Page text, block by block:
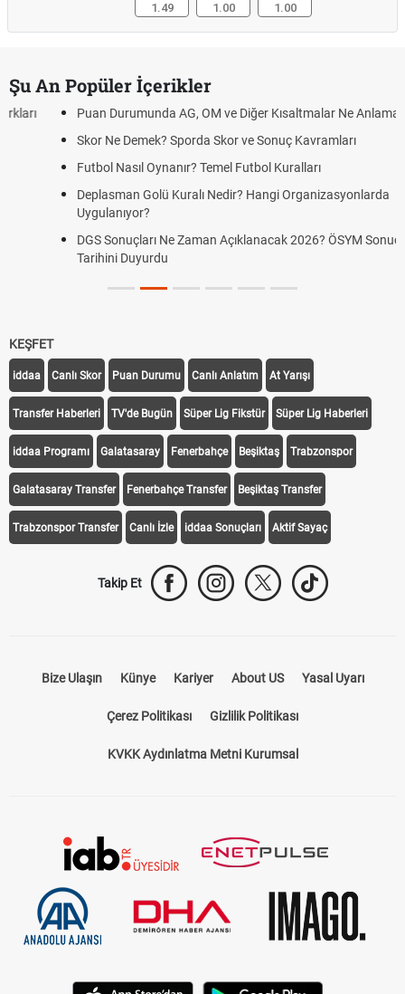
1.49
1.00
1.00
Şu An Popüler İçerikler
Puan Durumunda AG, OM ve Diğer Kısaltmalar Ne Anlama Gelir?
Skor Ne Demek? Sporda Skor ve Sonuç Kavramları
Futbol Nasıl Oynanır? Temel Futbol Kuralları
Deplasman Golü Kuralı Nedir? Hangi Organizasyonlarda
Uygulanıyor?
DGS Sonuçları Ne Zaman Açıklanacak 2026? ÖSYM Sonuç
Tarihini Duyurdu
KEŞFET
iddaa Canlı Skor Puan Durumu Canlı Anlatım At Yarışı
Transfer Haberleri TV'de Bugün Süper Lig Fikstür Süper Lig Haberleri
iddaa Programı Galatasaray Fenerbahçe Beşiktaş Trabzonspor
Galatasaray Transfer Fenerbahçe Transfer Beşiktaş Transfer
Trabzonspor Transfer Canlı İzle iddaa Sonuçları Aktif Sayaç
Takip Et
Bize Ulaşın Künye Kariyer About US Yasal Uyarı
Çerez Politikası Gizlilik Politikası
KVKK Aydınlatma Metni Kurumsal